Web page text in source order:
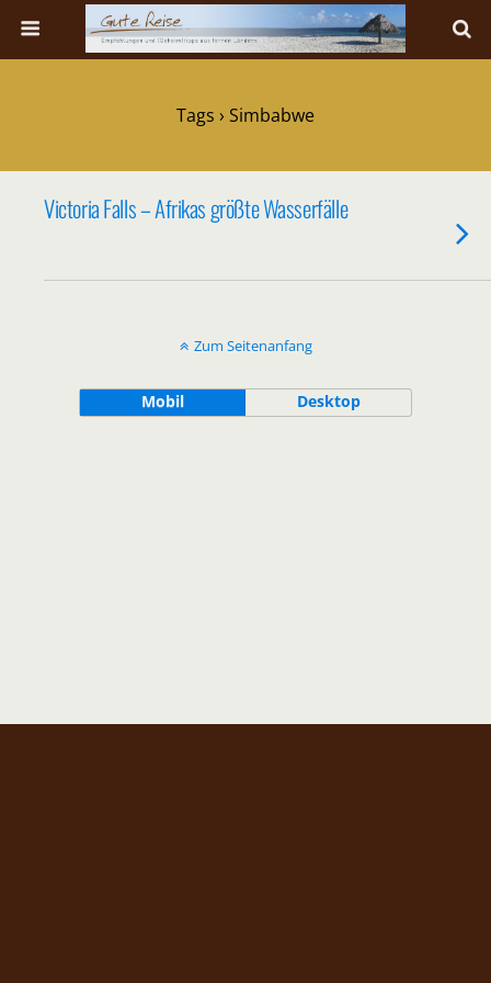
Tags › Simbabwe
Victoria Falls – Afrikas größte Wasserfälle
Zum Seitenanfang
Mobil Desktop